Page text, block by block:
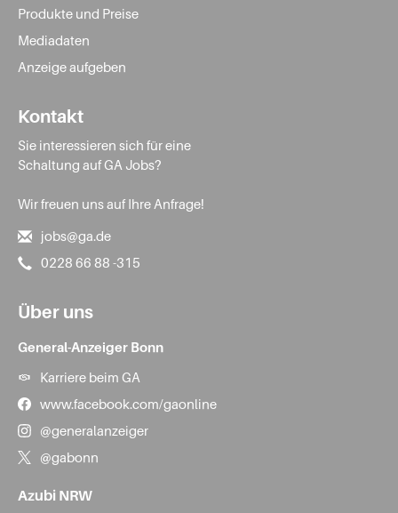
Produkte und Preise
Mediadaten
Anzeige aufgeben
Kontakt
Sie interessieren sich für eine
Schaltung auf GA Jobs?
Wir freuen uns auf Ihre Anfrage!
jobs@ga.de
0228 66 88 -315
Über uns
General-Anzeiger Bonn
Karriere beim GA
www.facebook.com/gaonline
@generalanzeiger
@gabonn
Azubi NRW